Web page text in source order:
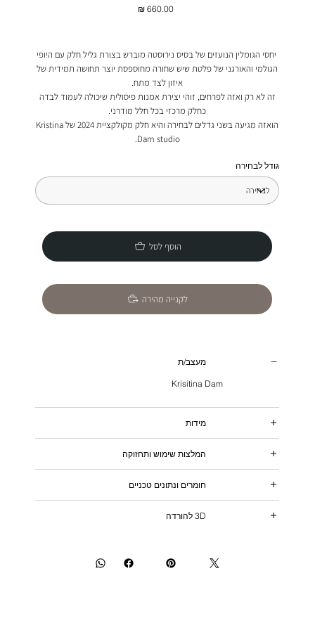
מחיר
יחסי הגומלין הנועזים של בסיס נירוסטה מוברש בצורת גליל חלק עם היופי
הגולמי והאורגני של פלטת שיש שחורה מחוספסת יוצר תחושה תמידית של
איזון לצד מתח.
זה לא רק ואזה לפרחים, זוהי יצירת אמנות פיסולית שיכולה לעמוד לבדה
כחלק מרכזי בכל חלל מודרני.
הואזה מגיעה בשני גדלים לבחירה והיא חלק מקולקציית 2024 של Kristina
Dam studio.
גודל לבחירה
הוסף לסל
לקנייה מהירה
מעצב/ת
Krisitina Dam
מידות
המלצות שימוש ותחזוקה
חומרים ונתונים טכניים
3D להורדה